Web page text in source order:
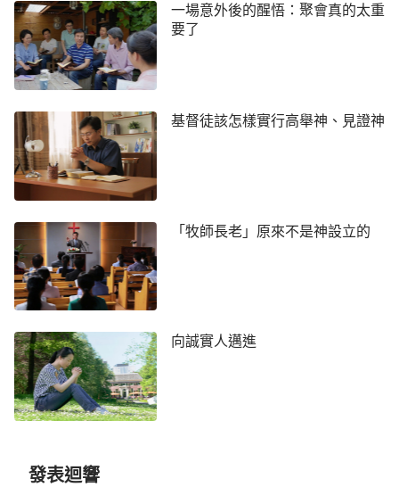
一場意外後的醒悟：聚會真的太重
要了
基督徒該怎樣實行高舉神、見證神
「牧師長老」原來不是神設立的
向誠實人邁進
發表迴響